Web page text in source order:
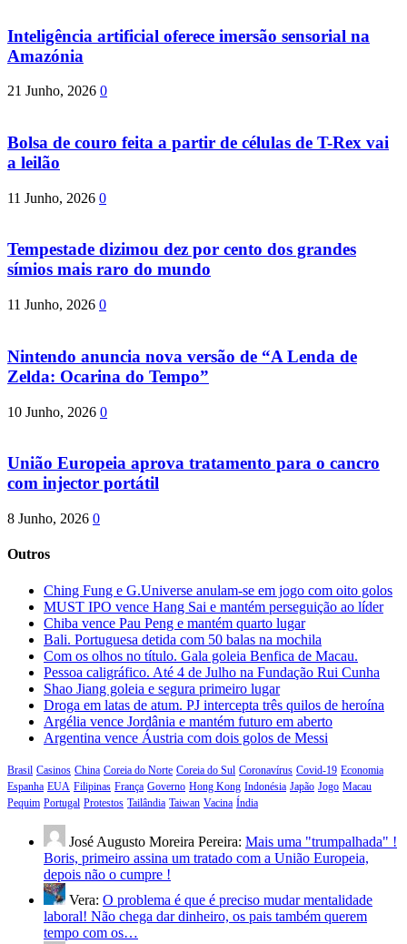
Inteligência artificial oferece imersão sensorial na
Amazónia
21 Junho, 2026 0
Bolsa de couro feita a partir de células de T-Rex vai
a leilão
11 Junho, 2026 0
Tempestade dizimou dez por cento dos grandes
símios mais raro do mundo
11 Junho, 2026 0
Nintendo anuncia nova versão de “A Lenda de
Zelda: Ocarina do Tempo”
10 Junho, 2026 0
União Europeia aprova tratamento para o cancro
com injector portátil
8 Junho, 2026 0
Outros
Ching Fung e G.Universe anulam-se em jogo com oito golos
MUST IPO vence Hang Sai e mantém perseguição ao líder
Chiba vence Pau Peng e mantém quarto lugar
Bali. Portuguesa detida com 50 balas na mochila
Com os olhos no título. Gala goleia Benfica de Macau.
Pessoa caligráfico. Até 4 de Julho na Fundação Rui Cunha
Shao Jiang goleia e segura primeiro lugar
Droga em latas de atum. PJ intercepta três quilos de heroína
Argélia vence Jordânia e mantém futuro em aberto
Argentina vence Áustria com dois golos de Messi
Brasil Casinos China Coreia do Norte Coreia do Sul Coronavírus Covid-19 Economia
Espanha EUA Filipinas França Governo Hong Kong Indonésia Japão Jogo Macau
Pequim Portugal Protestos Tailândia Taiwan Vacina Índia
José Augusto Moreira Pereira: Mais uma "trumpalhada" !
Boris, primeiro assina um tratado com a União Europeia,
depois não o cumpre !
Vera: O problema é que é preciso mudar mentalidade
laboral! Não chega dar dinheiro, os pais também querem
tempo com os…